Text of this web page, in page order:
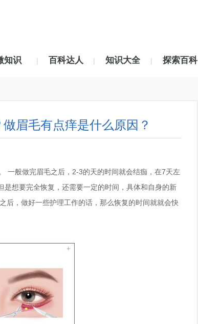
知识 | 百科达人 | 知识大全 | 探索百科
眉毛有点痒是什么原因？
一般做完眉毛之后，2-3的天的时间就会结痂，在7天左
想要完全恢复，还需要一定的时间，具体和自身的新
后，做好一些护理工作的话，那么恢复的时间就就会快